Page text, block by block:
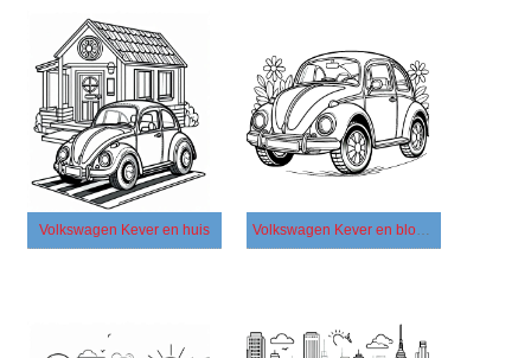
Volkswagen Kever en huis